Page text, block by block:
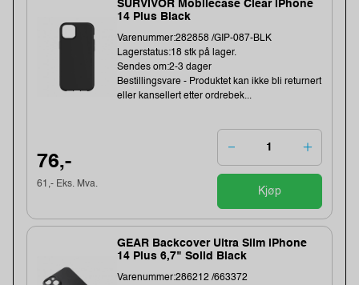
SURVIVOR Mobilecase Clear iPhone
14 Plus Black
Varenummer:282858 /GIP-087-BLK
Lagerstatus:18 stk på lager.
Sendes om:2-3 dager
Bestillingsvare - Produktet kan ikke bli returnert
eller kansellert etter ordrebek...
76,-
61,- Eks. Mva.
Kjøp
GEAR Backcover Ultra Slim iPhone
14 Plus 6,7" Solid Black
Varenummer:286212 /663372